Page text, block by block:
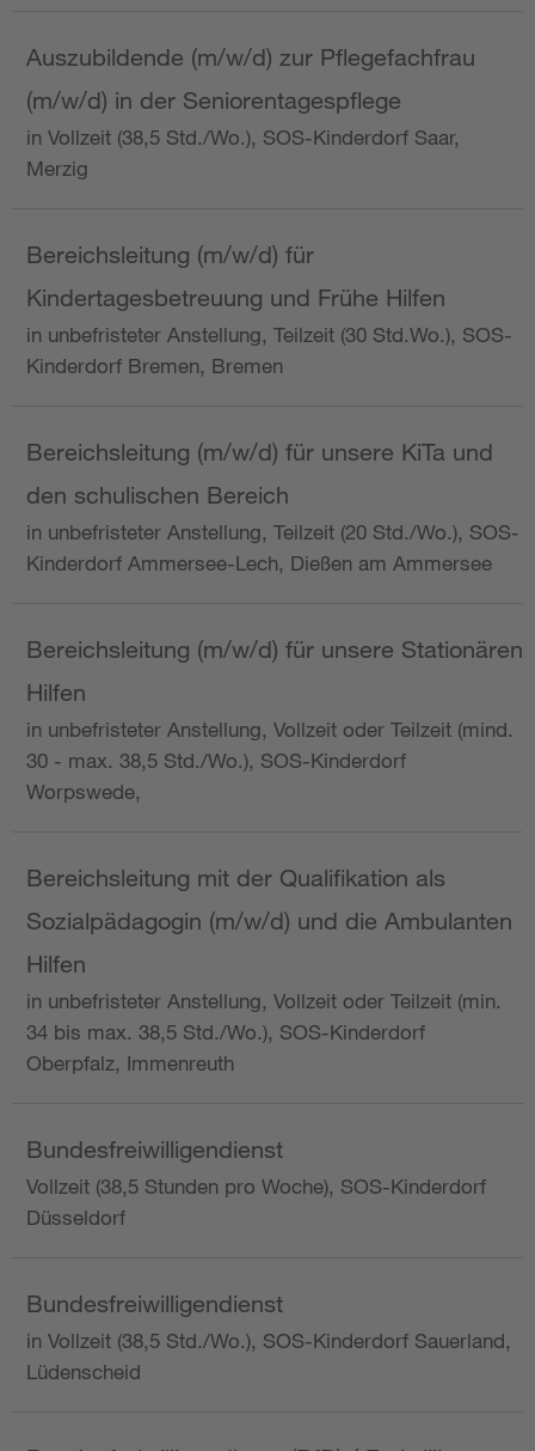
Auszubildende (m/w/d) zur Pflegefachfrau
(m/w/d) in der Seniorentagespflege
in Vollzeit (38,5 Std./Wo.), SOS-Kinderdorf Saar,
Merzig
Bereichsleitung (m/w/d) für
Kindertagesbetreuung und Frühe Hilfen
in unbefristeter Anstellung, Teilzeit (30 Std.Wo.), SOS-
Kinderdorf Bremen, Bremen
Bereichsleitung (m/w/d) für unsere KiTa und
den schulischen Bereich
in unbefristeter Anstellung, Teilzeit (20 Std./Wo.), SOS-
Kinderdorf Ammersee-Lech, Dießen am Ammersee
Bereichsleitung (m/w/d) für unsere Stationären
Hilfen
in unbefristeter Anstellung, Vollzeit oder Teilzeit (mind.
30 - max. 38,5 Std./Wo.), SOS-Kinderdorf
Worpswede,
Bereichsleitung mit der Qualifikation als
Sozialpädagogin (m/w/d) und die Ambulanten
Hilfen
in unbefristeter Anstellung, Vollzeit oder Teilzeit (min.
34 bis max. 38,5 Std./Wo.), SOS-Kinderdorf
Oberpfalz, Immenreuth
Bundesfreiwilligendienst
Vollzeit (38,5 Stunden pro Woche), SOS-Kinderdorf
Düsseldorf
Bundesfreiwilligendienst
in Vollzeit (38,5 Std./Wo.), SOS-Kinderdorf Sauerland,
Lüdenscheid